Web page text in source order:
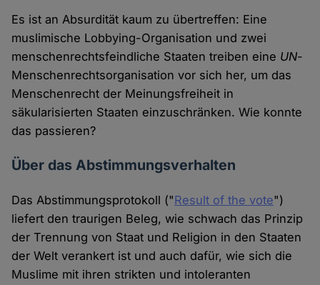
Es ist an Absurdität kaum zu übertreffen: Eine
muslimische Lobbying-Organisation und zwei
menschenrechtsfeindliche Staaten treiben eine UN-
Menschenrechtsorganisation vor sich her, um das
Menschenrecht der Meinungsfreiheit in
säkularisierten Staaten einzuschränken. Wie konnte
das passieren?
Über das Abstimmungsverhalten
Das Abstimmungsprotokoll ("Result of the vote")
liefert den traurigen Beleg, wie schwach das Prinzip
der Trennung von Staat und Religion in den Staaten
der Welt verankert ist und auch dafür, wie sich die
Muslime mit ihren strikten und intoleranten